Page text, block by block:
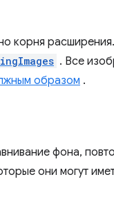
корня
. Все
образом .
фона,
они могут